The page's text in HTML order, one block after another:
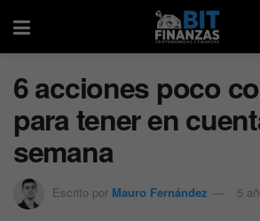
6 acciones poco
para tener en
semana
Escrito por Mauro Fernández 5